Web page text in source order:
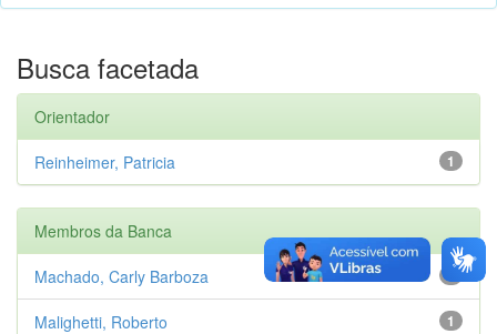
Busca facetada
Orientador
1
Reinheimer, Patricia
Membros da Banca
Machado, Carly Barboza
1
Malighetti, Roberto